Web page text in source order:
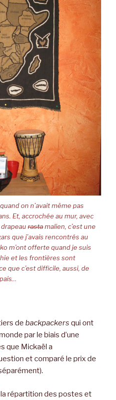
on n’avait même pas
Et, accrochée au mur, avec
rastamalien, c’est une
que j’avais rencontrés au
m’ont offerte quand je suis
et les frontières sont
que c’est difficile, aussi, de
de backpackers qui ont
par le biais d’une
que Mickaël a
et comparé le prix de
répartition des postes et